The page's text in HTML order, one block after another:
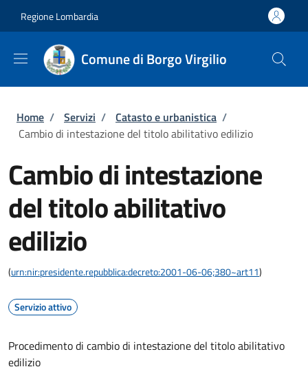
Regione Lombardia
Comune di Borgo Virgilio
Briciole di pane
Home / Servizi / Catasto e urbanistica /
Cambio di intestazione del titolo abilitativo edilizio
Cambio di intestazione
del titolo abilitativo
edilizio
(urn:nir:presidente.repubblica:decreto:2001-06-06;380~art11)
Servizio attivo
Procedimento di cambio di intestazione del titolo abilitativo
edilizio